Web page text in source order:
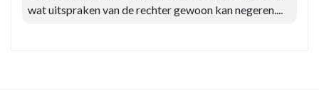
wat uitspraken van de rechter gewoon kan negeren....